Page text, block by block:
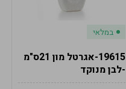
במלאי
19615-אגרטל מון 21ס"מ
-לבן מנוקד